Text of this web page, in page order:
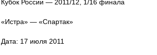
Кубок России — 2011/12, 1/16 финала
«Истра» — «Спартак»
Дата: 17 июля 2011